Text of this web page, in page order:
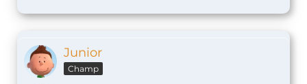
Junior
Champ